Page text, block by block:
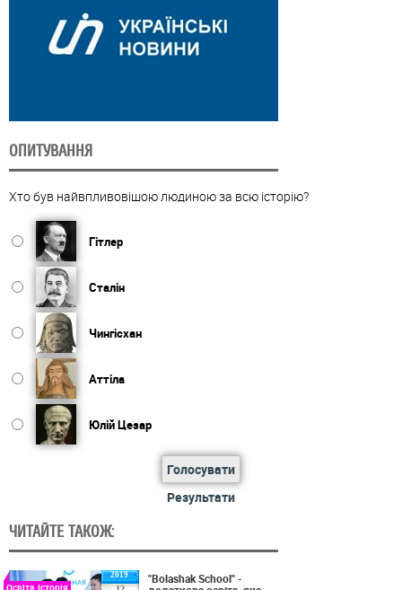
ОПИТУВАННЯ
Хто був найвпливовішою людиною за всю історію?
Гітлер
Сталін
Чингісхан
Аттіла
Юлій Цезар
Голосувати
Результати
ЧИТАЙТЕ ТАКОЖ:
2019
Освіта, Історія
"Bolashak School" -